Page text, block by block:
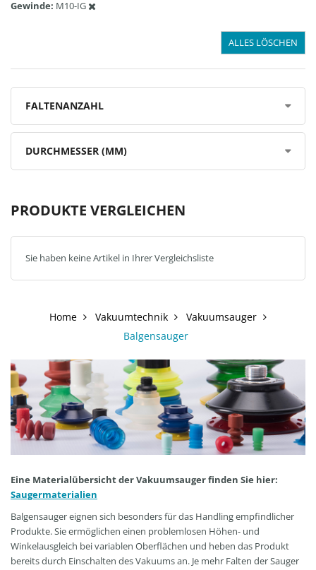
Gewinde M10-IG
ALLES LÖSCHEN
FALTENANZAHL
DURCHMESSER (MM)
PRODUKTE VERGLEICHEN
Sie haben keine Artikel in Ihrer Vergleichsliste
Home Vakuumtechnik
Vakuumsauger
Balgensauger
Eine Materialübersicht der Vakuumsauger finden Sie hier:
Saugermaterialien
Balgensauger eignen sich besonders für das Handling empfindlicher
Produkte. Sie ermöglichen einen problemlosen Höhen- und
Winkelausgleich bei variablen Oberflächen und heben das Produkt
bereits durch Einschalten des Vakuums an. Je mehr Falten der Sauger